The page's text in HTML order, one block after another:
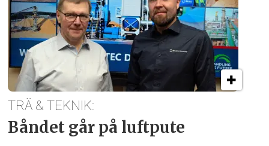
TRÄ & TEKNIK:
Båndet går på luftpute